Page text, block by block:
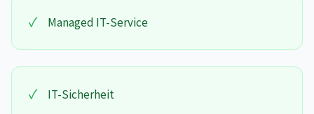
✓ Managed IT-Service
✓ IT-Sicherheit